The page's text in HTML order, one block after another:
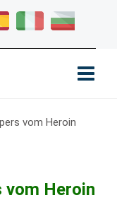
vom Heroin
vom Heroin